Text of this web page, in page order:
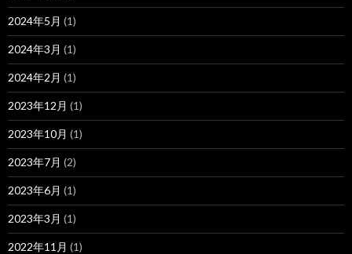
2024年5月 (1)
2024年3月 (1)
2024年2月 (1)
2023年12月 (1)
2023年10月 (1)
2023年7月 (2)
2023年6月 (1)
2023年3月 (1)
2022年11月 (1)